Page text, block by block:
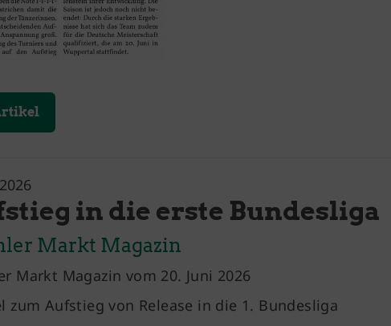
in die erste Bundesliga
Markt Magazin
Markt Magazin vom 20. Juni 2026
zum Aufstieg von Release in die 1. Bundesliga